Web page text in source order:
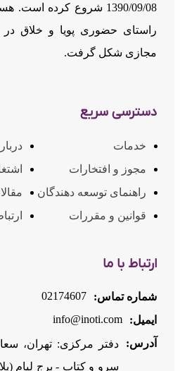
1390/09/08 شروع کرده
راستای حضوری پویا و خلاق
مجازی شکل گرفت.
دسترسی سریع
خدمات
مجوز و افتخارات
راهنمای توسعه دهندگان
قوانین و مقررات
ارتباط با ما
شماره تماس:
02174607
ایمیل:
info@inoti.com
آدرس:
دفتر مرکزی: تهران،